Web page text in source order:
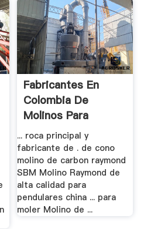
Fabricantes En
Colombia De
Molinos Para
Carbon
... roca principal y
fabricante de . de cono
molino de carbon raymond
SBM Molino Raymond de
alta calidad para
pendulares china ... para
moler Molino de ...